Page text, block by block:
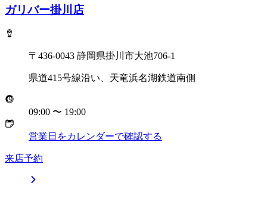
ガリバー掛川店
〒436-0043 静岡県掛川市大池706-1
県道415号線沿い、天竜浜名湖鉄道南側
09:00 〜 19:00
営業日をカレンダーで確認する
来店予約